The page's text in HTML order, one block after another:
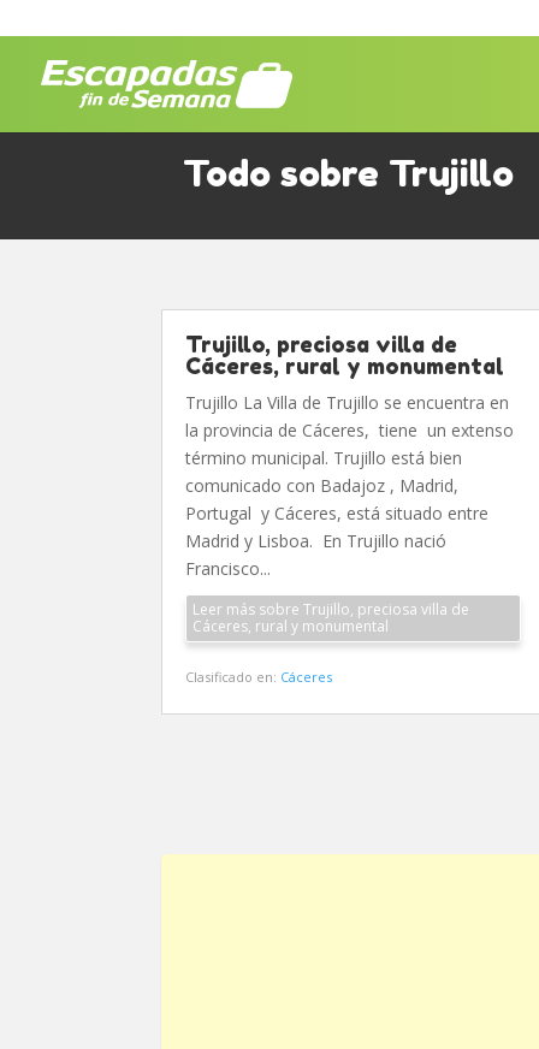
Todo sobre Trujillo
Trujillo, preciosa villa de
Cáceres, rural y monumental
Trujillo La Villa de Trujillo se encuentra en
la provincia de Cáceres, tiene un extenso
término municipal. Trujillo está bien
comunicado con Badajoz , Madrid,
Portugal y Cáceres, está situado entre
Madrid y Lisboa. En Trujillo nació
Francisco...
Leer más sobre Trujillo, preciosa villa de
Cáceres, rural y monumental
Clasificado en: Cáceres